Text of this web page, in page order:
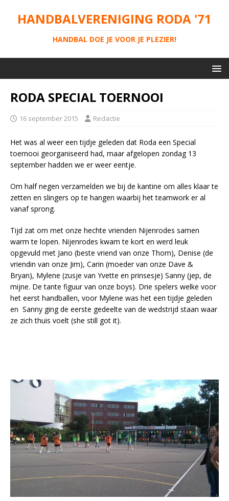
HANDBALVERENIGING RODA '71
HANDBAL DOE JE VOOR JE PLEZIER!
RODA SPECIAL TOERNOOI
16 september 2015 Redactie
Het was al weer een tijdje geleden dat Roda een Special
toernooi georganiseerd had, maar afgelopen zondag 13
september hadden we er weer eentje.
Om half negen verzamelden we bij de kantine om alles klaar te
zetten en slingers op te hangen waarbij het teamwork er al
vanaf sprong.
Tijd zat om met onze hechte vrienden Nijenrodes samen
warm te lopen. Nijenrodes kwam te kort en werd leuk
opgevuld met Jano (beste vriend van onze Thom), Denise (de
vriendin van onze Jim), Carin (moeder van onze Dave &
Bryan), Mylene (zusje van Yvette en prinsesje) Sanny (jep, de
mijne. De tante figuur van onze boys). Drie spelers welke voor
het eerst handballen, voor Mylene was het een tijdje geleden
en Sanny ging de eerste gedeelte van de wedstrijd staan waar
ze zich thuis voelt (she still got it).